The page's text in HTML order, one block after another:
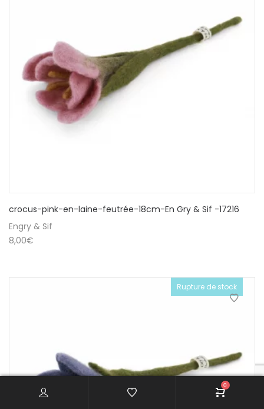
crocus-pink-en-laine-feutrée-18cm-En Gry & Sif -17216
Engry & Sif
8,00€
Rupture de stock
0